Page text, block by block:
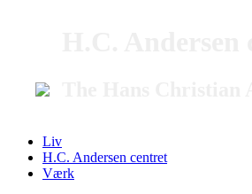
Liv
H.C. Andersen centret
Værk